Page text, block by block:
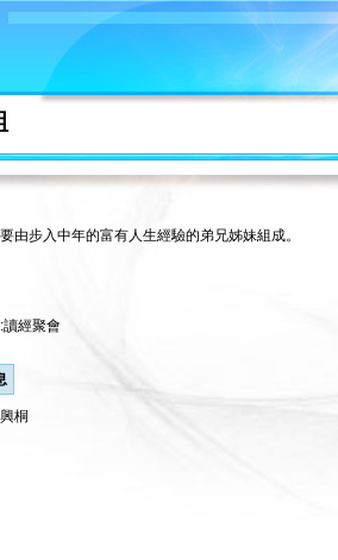
由步入中年的富有人生經驗的弟兄姊妹組成。
讀經聚會
桐